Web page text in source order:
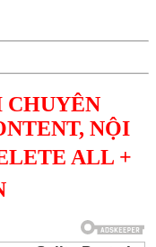
CHUYÊN
NỘI
ALL +